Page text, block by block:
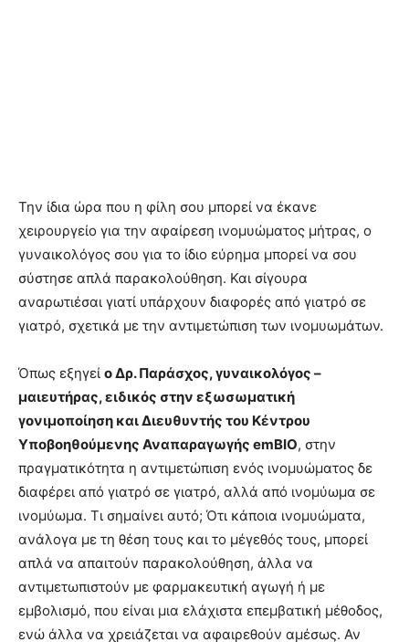
Την ίδια ώρα που η φίλη σου μπορεί να έκανε
χειρουργείο για την αφαίρεση ινομυώματος μήτρας, ο
γυναικολόγος σου για το ίδιο εύρημα μπορεί να σου
σύστησε απλά παρακολούθηση. Και σίγουρα
αναρωτιέσαι γιατί υπάρχουν διαφορές από γιατρό σε
γιατρό, σχετικά με την αντιμετώπιση των ινομυωμάτων.
Όπως εξηγεί ο Δρ. Παράσχος, γυναικολόγος –
μαιευτήρας, ειδικός στην εξωσωματική
γονιμοποίηση και Διευθυντής του Κέντρου
Υποβοηθούμενης Αναπαραγωγής emBIO, στην
πραγματικότητα η αντιμετώπιση ενός ινομυώματος δε
διαφέρει από γιατρό σε γιατρό, αλλά από ινομύωμα σε
ινομύωμα. Τι σημαίνει αυτό; Ότι κάποια ινομυώματα,
ανάλογα με τη θέση τους και το μέγεθός τους, μπορεί
απλά να απαιτούν παρακολούθηση, άλλα να
αντιμετωπιστούν με φαρμακευτική αγωγή ή με
εμβολισμό, που είναι μια ελάχιστα επεμβατική μέθοδος,
ενώ άλλα να χρειάζεται να αφαιρεθούν αμέσως. Αν